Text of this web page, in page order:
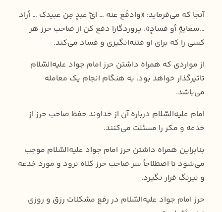
آنجا که می‌فرماید: «وادفَع عنه … ایّ عبدٍ مِن عبيدك … أراد
…سعايةٍ أو فسادٍ». پروردگارا دفع کن از صاحب حرز هر
کسی‌ را که برای او فتنه‌انگیزی و فساد می‌کند.
از مواردی که همراه داشتن حرز امام جواد علیه‌السّلام
تاثیرگذار خواهد بود، به هنگام انجام یک معامله
می‌باشد.
امام علیه‌السّلام درباره آن از خداوند حفظ صاحب حرز از
خدعه و مکر را مسئلت می‌کنند.
بنابراین همراه داشتن حرز امام جواد علیه‌السّلام موجب
می‌شود تا اصطلاحاً سر صاحب حرز کلاه نرود و مورد خدعه
و نیرنگ قرار نگیرد.
حرز امام جواد علیه‌السّلام در رفع مشکلات رزق و روزی